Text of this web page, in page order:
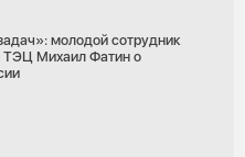
молодой сотрудник
ТЭЦ Михаил Фатин о